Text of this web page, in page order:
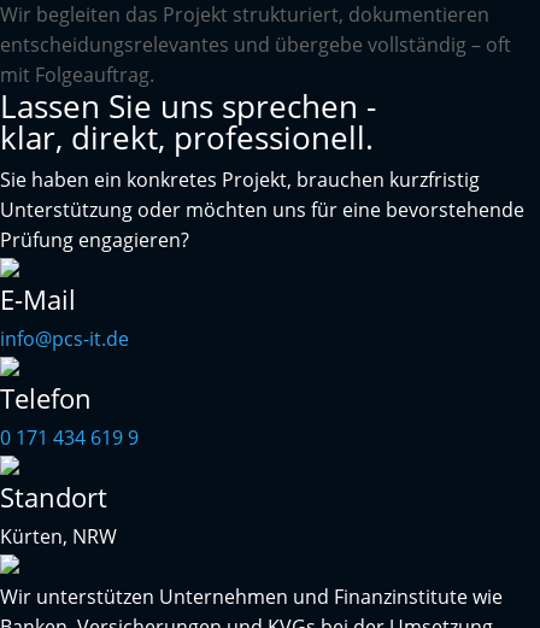
Wir begleiten das Projekt strukturiert, dokumentieren
entscheidungs­relevantes und übergebe vollständig – oft
mit Folgeauftrag.
Lassen Sie uns sprechen -
klar, direkt, professionell.
Sie haben ein konkretes Projekt, brauchen kurzfristig
Unterstützung oder möchten uns für eine bevorstehende
Prüfung engagieren?
E-Mail
info@pcs-it.de
Telefon
0 171 434 619 9
Standort
Kürten, NRW
Wir unterstützen Unternehmen und Finanzinstitute wie